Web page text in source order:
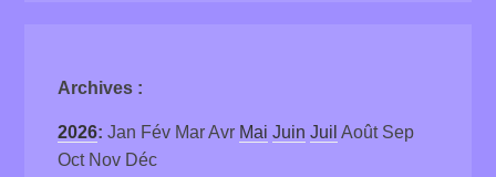
Archives :
2026:Jan Fév Mar Avr Mai Juin Juil Août Sep
Oct Nov Déc